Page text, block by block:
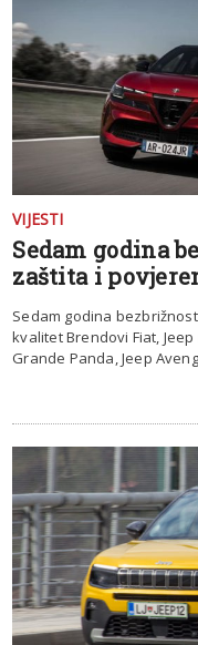
VIJESTI
Sedam godina
zaštita i
Sedam godina
kvalitet Brendovi Fiat,
Grande Panda, Jeep